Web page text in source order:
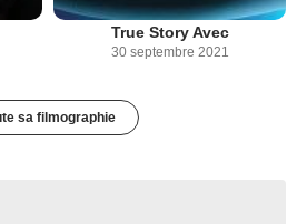
True Story Avec
30 septembre 2021
sa filmographie